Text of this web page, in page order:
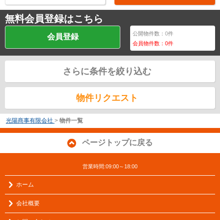
無料会員登録はこちら
会員登録 公開物件数：0件
会員物件数：0件
さらに条件を絞り込む
物件リクエスト
光陽商事有限会社 > 物件一覧
ページトップに戻る
営業時間:09:00～18:00
ホーム
会社概要